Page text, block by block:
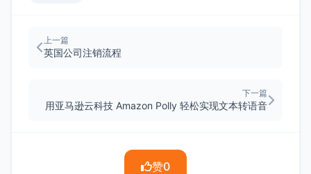
上一篇
英国公司注销流程
下一篇
用亚马逊云科技 Amazon Polly 轻松实现文本转语音
赞0